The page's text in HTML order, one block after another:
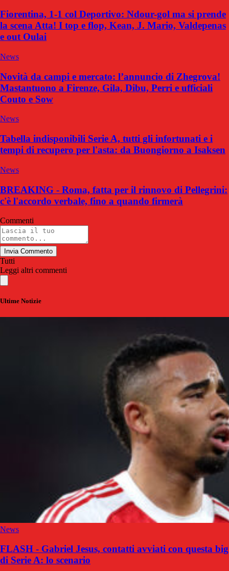
Fiorentina, 1-1 col Deportivo: Ndour-gol ma si prende
la scena Atta! I top e flop, Kean, J. Mario, Valdepenas
e out Oulai
News
Novità da campi e mercato: l’annuncio di Zhegrova!
Mastantuono a Firenze, Gila, Dibu, Perri e ufficiali
Couto e Sow
News
Tabella indisponibili Serie A, tutti gli infortunati e i
tempi di recupero per l'asta: da Buongiorno a Isaksen
News
BREAKING - Roma, fatta per il rinnovo di Pellegrini:
c'è l'accordo verbale, fino a quando firmerà
Commenti
Invia Commento
Tutti
Leggi altri commenti
Ultime Notizie
News
FLASH - Gabriel Jesus, contatti avviati con questa big
di Serie A: lo scenario